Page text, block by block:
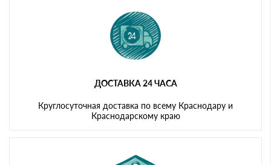
ДОСТАВКА 24 ЧАСА
Круглосуточная доставка по всему Краснодару и
Краснодарскому краю